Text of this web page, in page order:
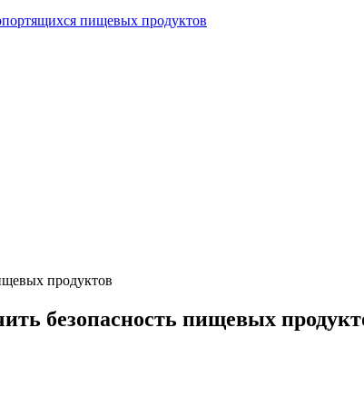
пищевых продуктов
продуктов
безопасность пищевых